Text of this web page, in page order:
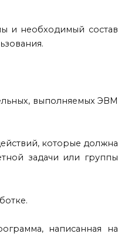
и необходимый состав
выполняемых ЭВМ
которые должна
задачи или группы
написанная на